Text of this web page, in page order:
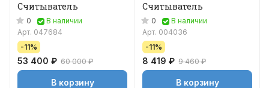
Считыватель
0
В наличии
Арт. 047684
-11%
53 400 ₽ 60 000 ₽
В корзину
Считыватель
0
В наличии
Арт. 004036
-11%
8 419 ₽ 9 460 ₽
В корзину